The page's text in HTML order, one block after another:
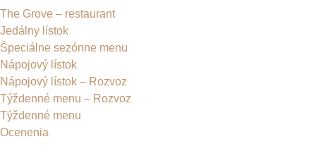
The Grove – restaurant
Jedálny lístok
Špeciálne sezónne menu
Nápojový lístok
Nápojový lístok – Rozvoz
Týždenné menu – Rozvoz
Týždenné menu
Ocenenia